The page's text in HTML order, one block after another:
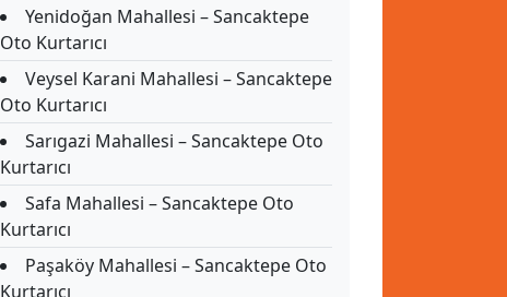
Yenidoğan Mahallesi – Sancaktepe
Oto Kurtarıcı
Veysel Karani Mahallesi – Sancaktepe
Oto Kurtarıcı
Sarıgazi Mahallesi – Sancaktepe Oto
Kurtarıcı
Safa Mahallesi – Sancaktepe Oto
Kurtarıcı
Paşaköy Mahallesi – Sancaktepe Oto
Kurtarıcı